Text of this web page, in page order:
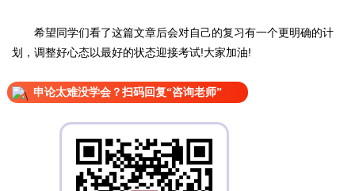
希望同学们看了这篇文章后会对自己的复习有一个更明确的计
划，调整好心态以最好的状态迎接考试!大家加油!
申论太难没学会？扫码回复“咨询老师”